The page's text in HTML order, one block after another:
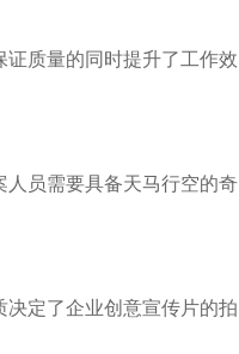
质量的同时提升了工作效
员需要具备天马行空的奇
定了企业创意宣传片的拍